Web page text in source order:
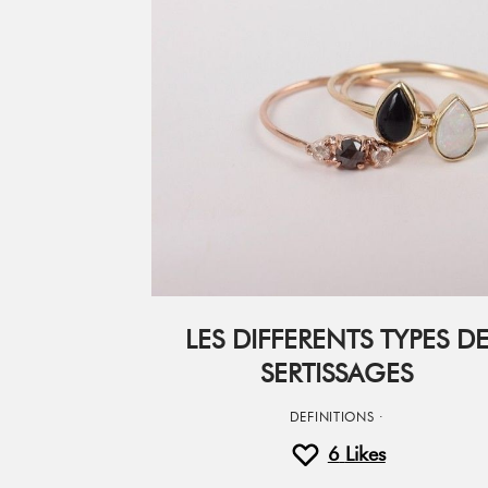
LES DIFFERENTS TYPES DE
SERTISSAGES
DEFINITIONS ·
6 Likes